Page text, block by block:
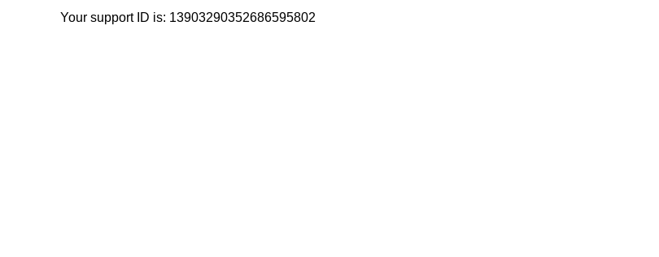
Your support ID is: 13903290352686595802